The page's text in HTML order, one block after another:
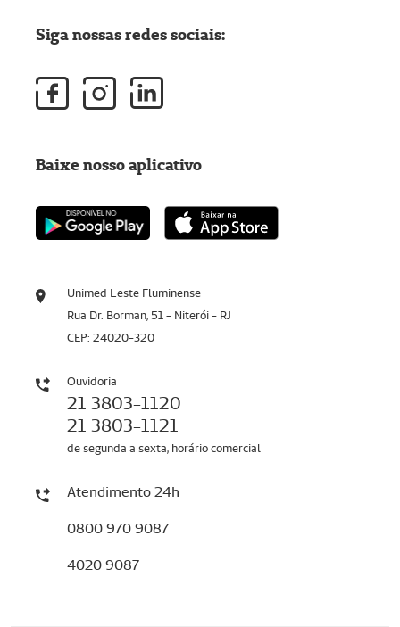
Unimed Leste Fluminense
Rua Dr. Borman, 51 - Niterói - RJ
CEP: 24020-320
Ouvidoria
21 3803-1120
21 3803-1121
de segunda a sexta, horário comercial
Atendimento 24h
0800 970 9087
4020 9087
Siga nossas redes sociais:
Baixe nosso aplicativo